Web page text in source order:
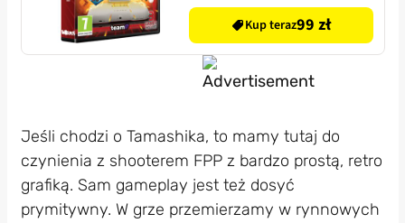
Kup teraz99 zł
Jeśli chodzi o Tamashika, to mamy tutaj do
czynienia z shooterem FPP z bardzo prostą, retro
grafiką. Sam gameplay jest też dosyć
prymitywny. W grze przemierzamy w rynnowych